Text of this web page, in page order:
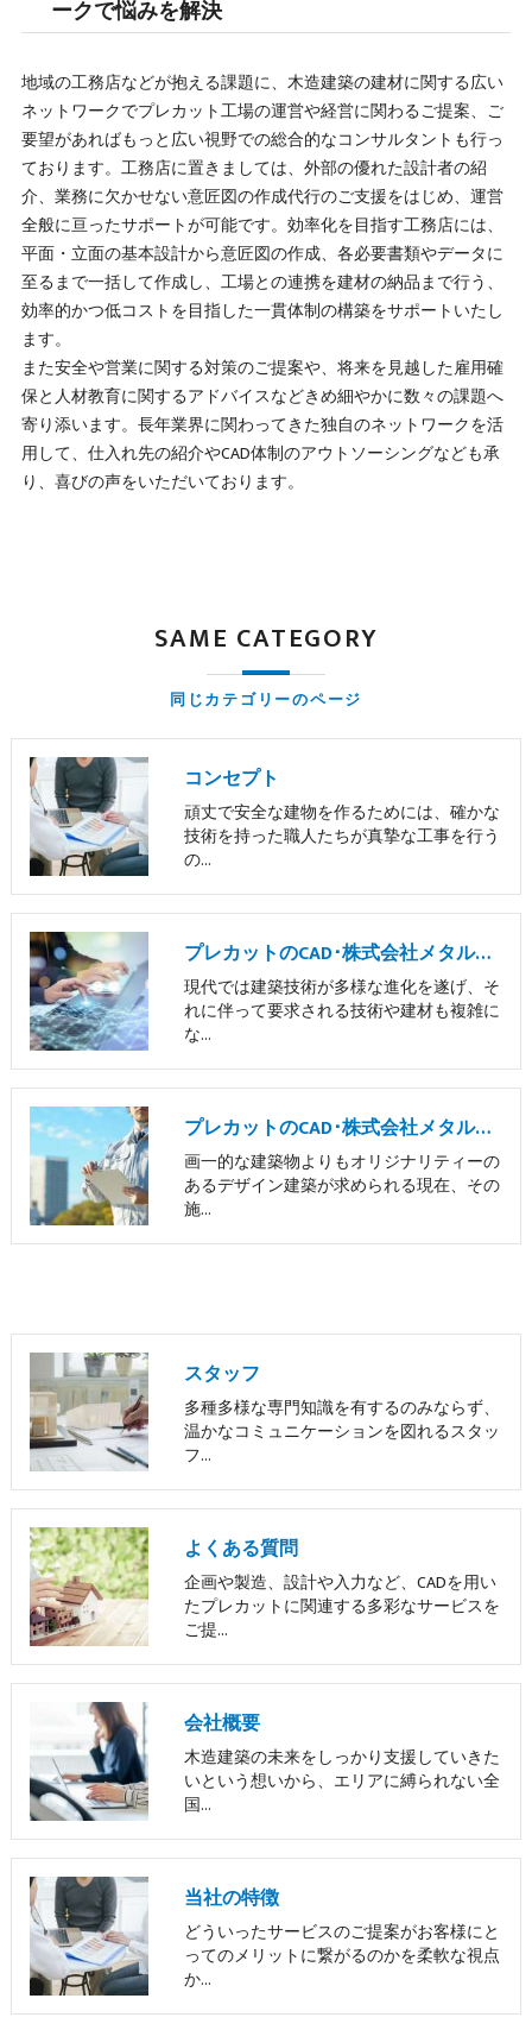
ークで悩みを解決
地域の工務店などが抱える課題に、木造建築の建材に関する広い
ネットワークでプレカット工場の運営や経営に関わるご提案、ご
要望があればもっと広い視野での総合的なコンサルタントも行っ
ております。工務店に置きましては、外部の優れた設計者の紹
介、業務に欠かせない意匠図の作成代行のご支援をはじめ、運営
全般に亘ったサポートが可能です。効率化を目指す工務店には、
平面・立面の基本設計から意匠図の作成、各必要書類やデータに
至るまで一括して作成し、工場との連携を建材の納品まで行う、
効率的かつ低コストを目指した一貫体制の構築をサポートいたし
ます。
また安全や営業に関する対策のご提案や、将来を見越した雇用確
保と人材教育に関するアドバイスなどきめ細やかに数々の課題へ
寄り添います。長年業界に関わってきた独自のネットワークを活
用して、仕入れ先の紹介やCAD体制のアウトソーシングなども承
り、喜びの声をいただいております。
同じカテゴリーのページ
SAME CATEGORY
コンセプト
頑丈で安全な建物を作るためには、確かな
技術を持った職人たちが真摯な工事を行う
の…
プレカットのCAD･株式会社メタルサポートの口コミ情報
現代では建築技術が多様な進化を遂げ、そ
れに伴って要求される技術や建材も複雑に
な…
プレカットのCAD･株式会社メタルサポートのお客様の声
画一的な建築物よりもオリジナリティーの
あるデザイン建築が求められる現在、その
施…
スタッフ
多種多様な専門知識を有するのみならず、
温かなコミュニケーションを図れるスタッ
フ…
よくある質問
企画や製造、設計や入力など、CADを用い
たプレカットに関連する多彩なサービスを
ご提…
会社概要
木造建築の未来をしっかり支援していきた
いという想いから、エリアに縛られない全
国…
当社の特徴
どういったサービスのご提案がお客様にと
ってのメリットに繋がるのかを柔軟な視点
か…